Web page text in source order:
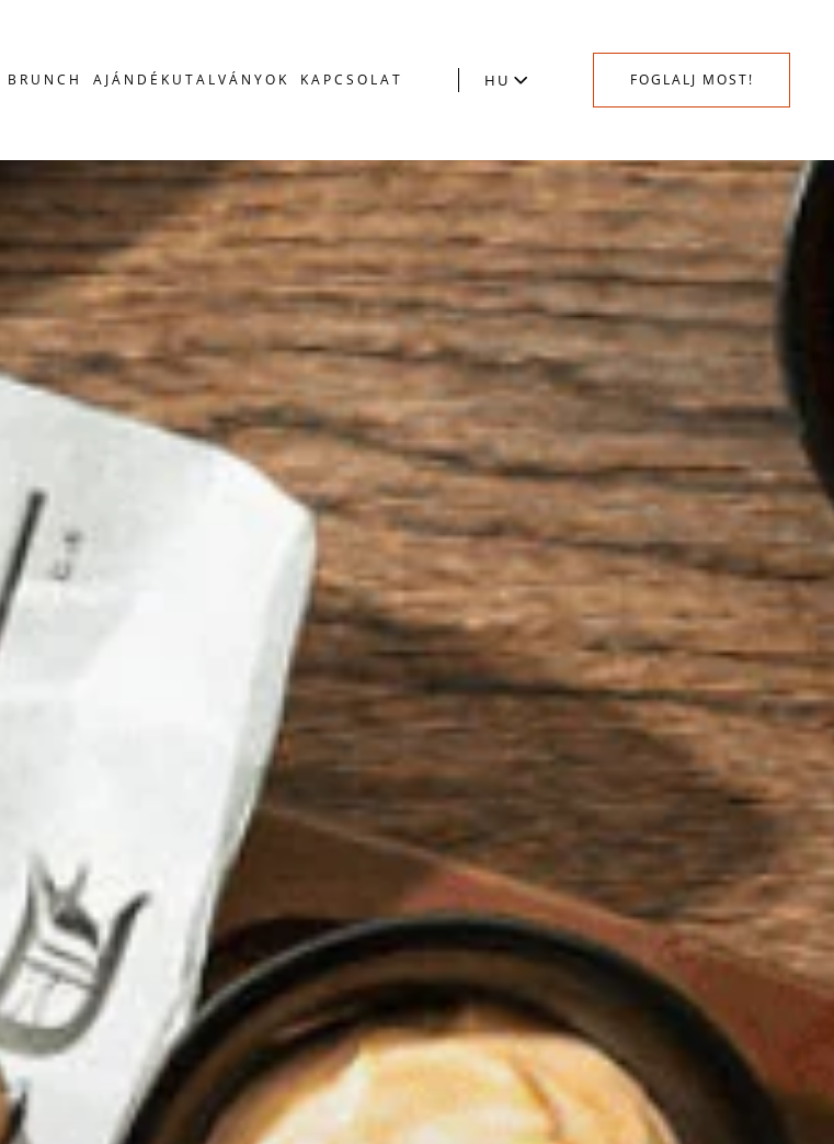
BRUNCH AJÁNDÉKUTALVÁNYOK KAPCSOLAT HU FOGLALJ MOST!